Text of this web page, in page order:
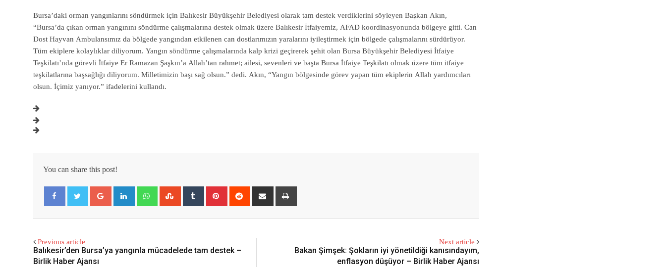
Bursa’daki orman yangınlarını söndürmek için Balıkesir Büyükşehir Belediyesi olarak tam destek verdiklerini söyleyen Başkan Akın,
“Bursa’da çıkan orman yangınını söndürme çalışmalarına destek olmak üzere Balıkesir İtfaiyemiz, AFAD koordinasyonunda bölgeye gitti. Can
Dost Hayvan Ambulansımız da bölgede yangından etkilenen can dostlarımızın yaralarını iyileştirmek için bölgede çalışmalarını sürdürüyor.
Tüm ekiplere kolaylıklar diliyorum. Yangın söndürme çalışmalarında kalp krizi geçirerek şehit olan Bursa Büyükşehir Belediyesi İtfaiye
Teşkilatı’nda görevli İtfaiye Er Ramazan Şaşkın’a Allah’tan rahmet; ailesi, sevenleri ve başta Bursa İtfaiye Teşkilatı olmak üzere tüm itfaiye
teşkilatlarına başsağlığı diliyorum. Milletimizin başı sağ olsun.” dedi. Akın, “Yangın bölgesinde görev yapan tüm ekiplerin Allah yardımcıları
olsun. İçimiz yanıyor.” ifadelerini kullandı.
You can share this post!
Email
Previous article
Balıkesir’den Bursa’ya yangınla mücadelede tam destek –
Birlik Haber Ajansı
Next article
Bakan Şimşek: Şokların iyi yönetildiği kanısındayım,
enflasyon düşüyor – Birlik Haber Ajansı